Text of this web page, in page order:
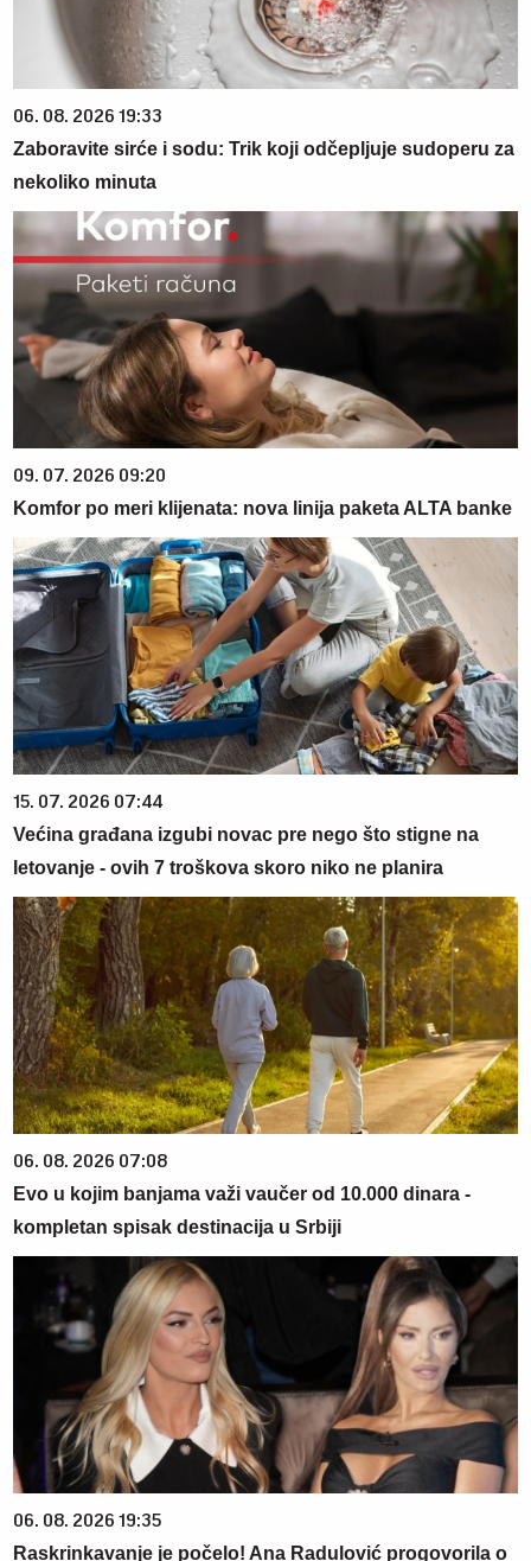
06. 08. 2026 19:33
Zaboravite sirće i sodu: Trik koji odčepljuje sudoperu za
nekoliko minuta
09. 07. 2026 09:20
Komfor po meri klijenata: nova linija paketa ALTA banke
15. 07. 2026 07:44
Većina građana izgubi novac pre nego što stigne na
letovanje - ovih 7 troškova skoro niko ne planira
06. 08. 2026 07:08
Evo u kojim banjama važi vaučer od 10.000 dinara -
kompletan spisak destinacija u Srbiji
06. 08. 2026 19:35
Raskrinkavanje je počelo! Ana Radulović progovorila o